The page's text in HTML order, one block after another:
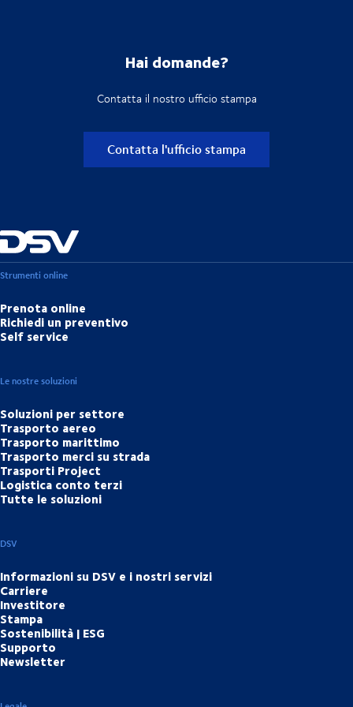
Hai domande?
Contatta il nostro ufficio stampa
Contatta l'ufficio stampa
Strumenti online
Prenota online
Richiedi un preventivo
Self service
Le nostre soluzioni
Soluzioni per settore
Trasporto aereo
Trasporto marittimo
Trasporto merci su strada
Trasporti Project
Logistica conto terzi
Tutte le soluzioni
DSV
Informazioni su DSV e i nostri servizi
Carriere
Investitore
Stampa
Sostenibilità | ESG
Supporto
Newsletter